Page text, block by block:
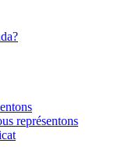
représentons